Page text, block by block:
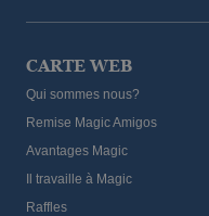
CARTE WEB
Qui sommes nous?
Remise Magic Amigos
Avantages Magic
Il travaille à Magic
Raffles